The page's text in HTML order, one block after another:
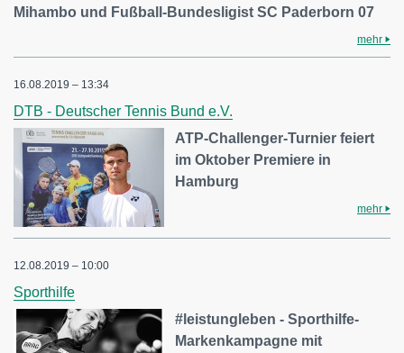
Mihambo und Fußball-Bundesligist SC Paderborn 07
mehr
16.08.2019 – 13:34
DTB - Deutscher Tennis Bund e.V.
ATP-Challenger-Turnier feiert
im Oktober Premiere in
Hamburg
mehr
12.08.2019 – 10:00
Sporthilfe
#leistungleben - Sporthilfe-
Markenkampagne mit